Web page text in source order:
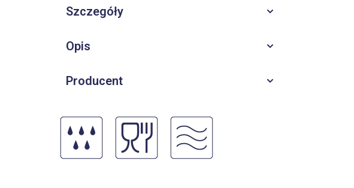
Szczegóły
Opis
Producent